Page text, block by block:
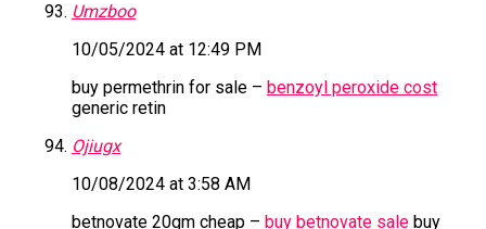
Umzboo
10/05/2024 at 12:49 PM
buy permethrin for sale – benzoyl peroxide cost
generic retin
Ojiugx
10/08/2024 at 3:58 AM
betnovate 20gm cheap – buy betnovate salebuy